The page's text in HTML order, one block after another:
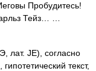
Пробудитесь!
Тейз… …
лат. JE), согласно
текст,